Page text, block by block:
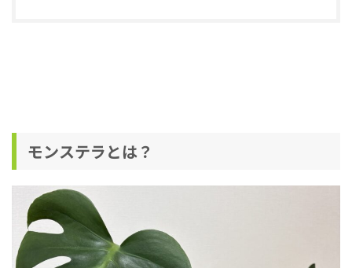
モンステラとは？